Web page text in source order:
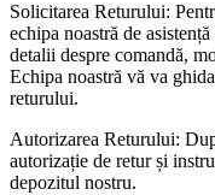
Solicitarea Returului:
echipa noastră de
detalii despre comandă,
Echipa noastră vă va
returului.
Autorizarea Returului:
autorizație de retur și
depozitul nostru.